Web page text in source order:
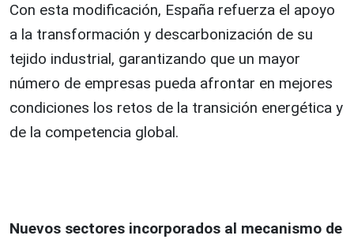
Con esta modificación, España refuerza el apoyo
a la transformación y descarbonización de su
tejido industrial, garantizando que un mayor
número de empresas pueda afrontar en mejores
condiciones los retos de la transición energética y
de la competencia global.
Nuevos sectores incorporados al mecanismo de